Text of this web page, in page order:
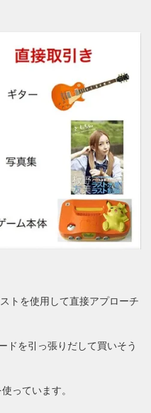
トを使用して直接アプローチ
ドを引っ張りだして買いそう
っています。